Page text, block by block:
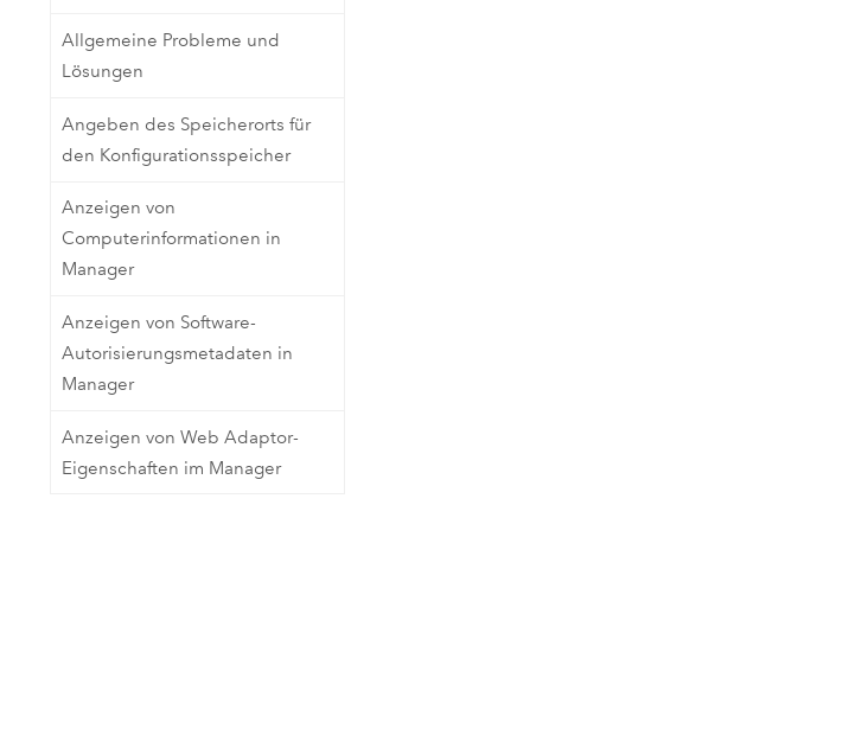
Allgemeine Probleme und
Lösungen
Angeben des Speicherorts für
den Konfigurationsspeicher
Anzeigen von
Computerinformationen in
Manager
Anzeigen von Software-
Autorisierungsmetadaten in
Manager
Anzeigen von Web Adaptor-
Eigenschaften im Manager